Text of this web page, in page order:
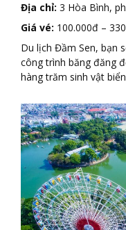
Địa chỉ: 3 Hòa Bình,
Giá vé: 100.000đ –
Du lịch Đầm Sen, bạn
công trình băng đăng
hàng trăm sinh vật